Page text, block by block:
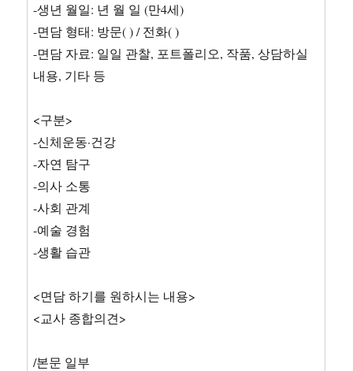
-생년 월일: 년 월 일 (만4세)
-면담 형태: 방문( ) / 전화( )
-면담 자료: 일일 관찰, 포트폴리오, 작품, 상담하실
내용, 기타 등
<구분>
-신체운동·건강
-자연 탐구
-의사 소통
-사회 관계
-예술 경험
-생활 습관
<면담 하기를 원하시는 내용>
<교사 종합의견>
/본문 일부